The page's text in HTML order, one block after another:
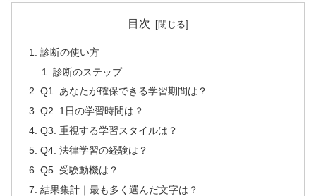
目次
診断の使い方
診断のステップ
Q1. あなたが確保できる学習期間は？
Q2. 1日の学習時間は？
Q3. 重視する学習スタイルは？
Q4. 法律学習の経験は？
Q5. 受験動機は？
結果集計｜最も多く選んだ文字は？